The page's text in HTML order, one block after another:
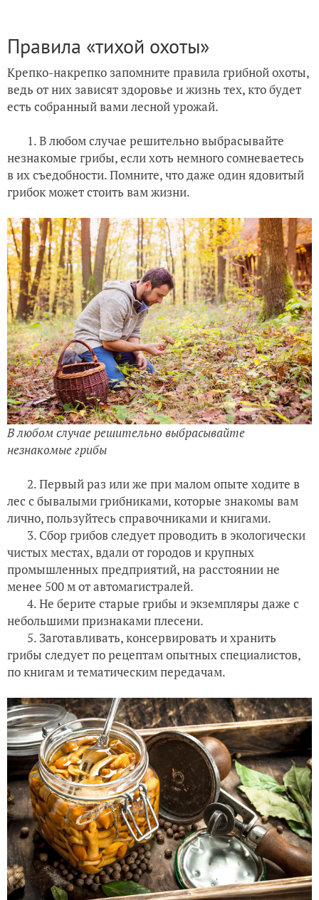
Правила «тихой охоты»
Крепко-накрепко запомните правила грибной охоты,
ведь от них зависят здоровье и жизнь тех, кто будет
есть собранный вами лесной урожай.
1. В любом случае решительно выбрасывайте
незнакомые грибы, если хоть немного сомневаетесь
в их съедобности. Помните, что даже один ядовитый
грибок может стоить вам жизни.
В любом случае решительно выбрасывайте
незнакомые грибы
2. Первый раз или же при малом опыте ходите в
лес с бывалыми грибниками, которые знакомы вам
лично, пользуйтесь справочниками и книгами.
3. Сбор грибов следует проводить в экологически
чистых местах, вдали от городов и крупных
промышленных предприятий, на расстоянии не
менее 500 м от автомагистралей.
4. Не берите старые грибы и экземпляры даже с
небольшими признаками плесени.
5. Заготавливать, консервировать и хранить
грибы следует по рецептам опытных специалистов,
по книгам и тематическим передачам.